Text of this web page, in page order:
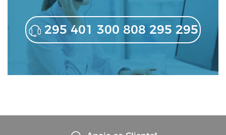
295 401 300 808 295 295